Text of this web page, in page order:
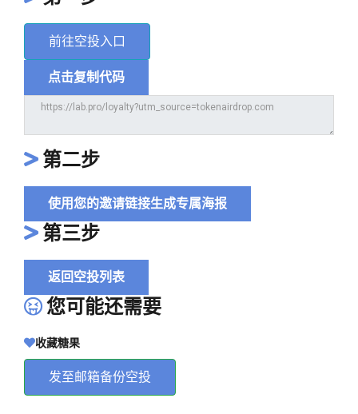
前往空投入口
点击复制代码
第二步
使用您的邀请链接生成专属海报
第三步
返回空投列表
您可能还需要
收藏糖果
发至邮箱备份空投